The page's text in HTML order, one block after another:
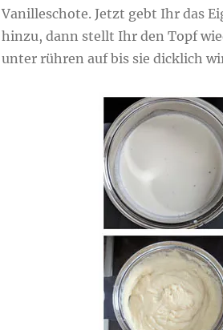
Vanilleschote. Jetzt gebt Ihr das
hinzu, dann stellt Ihr den Topf
unter rühren auf bis sie dicklich